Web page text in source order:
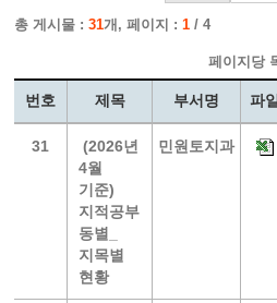
총 게시물 :31개, 페이지 :1 / 4
페이지당
번호 제목 부서명 파일
31
(2026년
4월
기준)
지적공부
동별_
지목별
현황
민원토지과